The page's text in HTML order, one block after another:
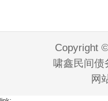
Copyright
啸鑫民间债
网